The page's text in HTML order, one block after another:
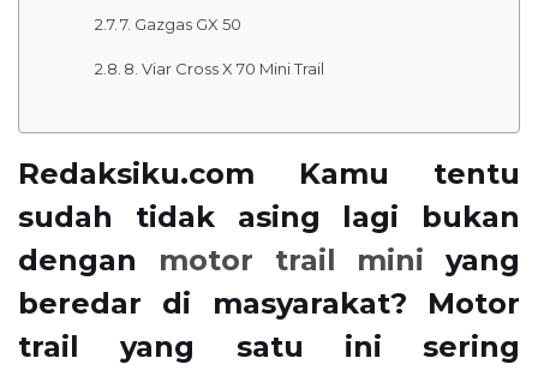
7. Gazgas GX 50
8. Viar Cross X 70 Mini Trail
Redaksiku.com Kamu tentu
sudah tidak asing lagi bukan
dengan motor trail mini yang
beredar di masyarakat? Motor
trail yang satu ini sering